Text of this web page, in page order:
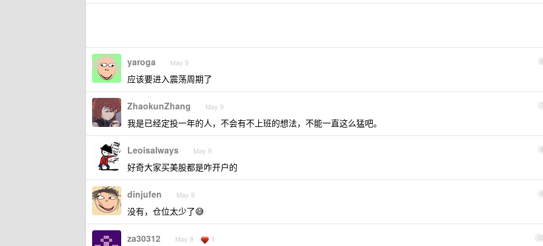
6
yaroga May 9
应该要进入震荡周期了
7
ZhaokunZhang May 9
我是已经定投一年的人，不会有不上班的想法，不能一直这么猛吧。
8
Leoisalways May 9
好奇大家买美股都是咋开户的
9
dinjufen May 9
没有，仓位太少了😅
10
za30312 May 9 1